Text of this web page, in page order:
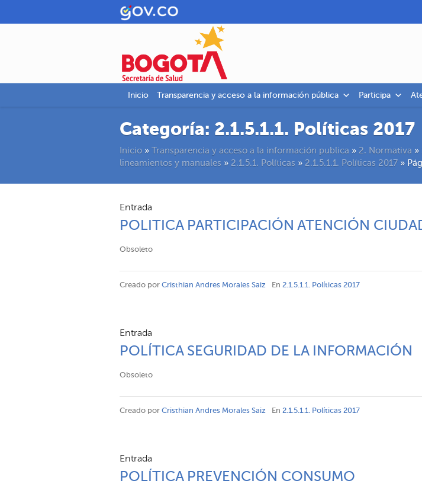
Inicio Transparencia y acceso a la información pública Participa
Categoría: 2.1.5.1.1. Políticas 2017
Inicio » Transparencia y acceso a la información publica » 2. Normativa »
lineamientos y manuales » 2.1.5.1. Políticas » 2.1.5.1.1. Políticas 2017 »
Entrada
POLITICA PARTICIPACIÓN ATENCIÓN
Obsoleto
Creado por Cristhian Andres Morales Saiz En 2.1.5.1.1. Políticas 2017
Entrada
POLÍTICA SEGURIDAD DE LA INFORMACIÓN
Obsoleto
Creado por Cristhian Andres Morales Saiz En 2.1.5.1.1. Políticas 2017
Entrada
POLÍTICA PREVENCIÓN CONSUMO